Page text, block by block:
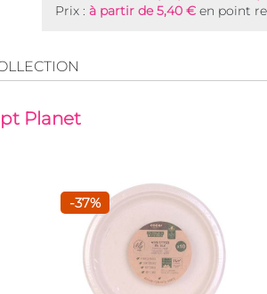
Prix : à partir de 5,40 € en point
Planet
-37%